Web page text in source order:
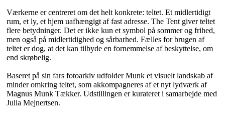
Værkerne er centreret om det helt konkrete: teltet. Et midlertidigt
rum, et ly, et hjem uafhængigt af fast adresse. The Tent giver teltet
flere betydninger. Det er ikke kun et symbol på sommer og frihed,
men også på midlertidighed og sårbarhed. Fælles for brugen af
teltet er dog, at det kan tilbyde en fornemmelse af beskyttelse, om
end skrøbelig.
Baseret på sin fars fotoarkiv udfolder Munk et visuelt landskab af
minder omkring teltet, som akkompagneres af et nyt lydværk af
Magnus Munk Tækker. Udstillingen er kurateret i samarbejde med
Julia Mejnertsen.